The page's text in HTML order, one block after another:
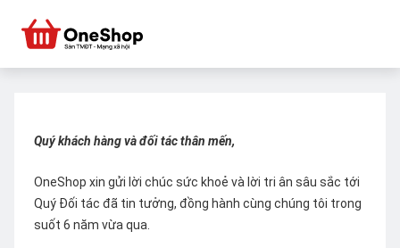
Quý khách hàng và đối tác thân mến,
OneShop xin gửi lời chúc sức khoẻ và lời tri ân sâu sắc tới
Quý Đối tác đã tin tưởng, đồng hành cùng chúng tôi trong
suốt 6 năm vừa qua.